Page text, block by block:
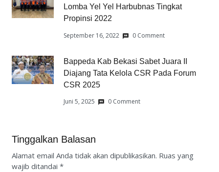
Lomba Yel Yel Harbubnas Tingkat
Propinsi 2022
September 16, 2022 0 Comment
Bappeda Kab Bekasi Sabet Juara II
Diajang Tata Kelola CSR Pada Forum
CSR 2025
Juni 5, 2025 0 Comment
Tinggalkan Balasan
Alamat email Anda tidak akan dipublikasikan. Ruas yang
wajib ditandai *